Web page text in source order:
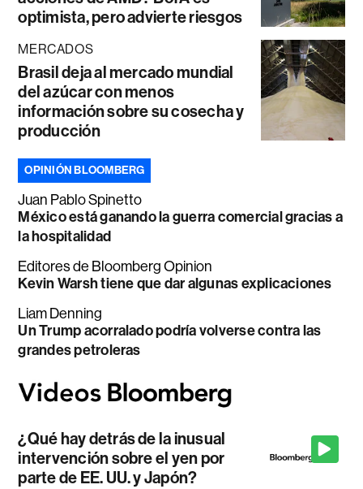
optimista, pero advierte riesgos
MERCADOS
Brasil deja al mercado mundial
del azúcar con menos
información sobre su cosecha y
producción
OPINIÓN BLOOMBERG
Juan Pablo Spinetto
México está ganando la guerra comercial gracias a
la hospitalidad
Editores de Bloomberg Opinion
Kevin Warsh tiene que dar algunas explicaciones
Liam Denning
Un Trump acorralado podría volverse contra las
grandes petroleras
¿Qué hay detrás de la inusual
intervención sobre el yen por
parte de EE. UU. y Japón?